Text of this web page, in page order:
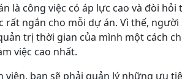
là công việc có áp lực cao và đòi
rất ngắn cho mỗi dự án. Vì thế,
trị thời gian của mình một cách
việc cao nhất.
viên, bạn sẽ phải quản lý những ưu